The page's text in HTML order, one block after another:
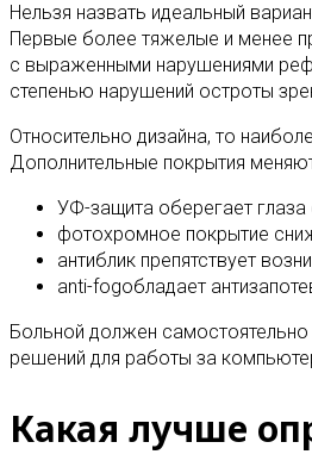
Нельзя назвать идеальный
Первые более тяжелые и менее
с выраженными нарушениями
степенью нарушений остроты
Относительно дизайна, то
Дополнительные покрытия
УФ-защита оберегает глаза
фотохромное покрытие
антиблик препятствует
anti-fogобладает
Больной должен самостоятельно
решений для работы за
Какая лучше